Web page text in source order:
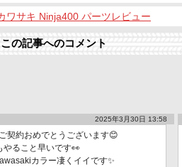
ワサキ Ninja400 パーツレビュー
この記事へのコメント
2025年3月30日 13:58
契約おめでとうございます😊
やること早いです👀
カラー凄くイイです✨